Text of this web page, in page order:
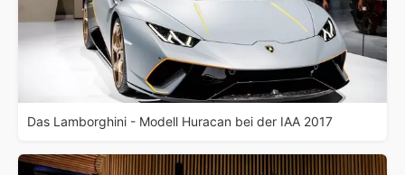
Das Lamborghini - Modell Huracan bei der IAA 2017